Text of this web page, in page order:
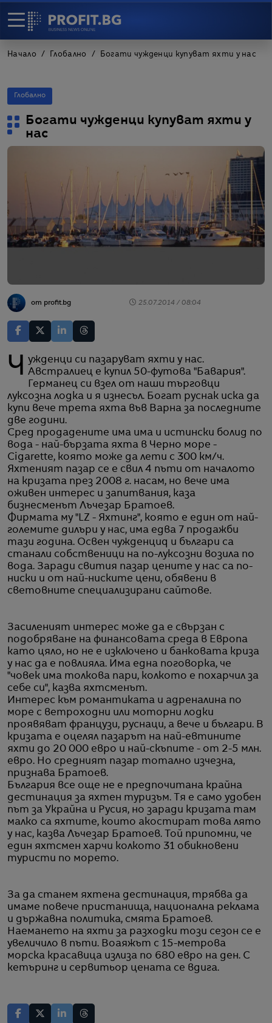
Начало Глобално Богати чужденци купуват яхти у нас
Глобално
Богати чужденци купуват яхти у
нас
от profit.bg 25.07.2014 / 08:04
Чужденци си пазаруват яхти у нас. Австралиец е купил 50-футова "Бавария".
Германец си взел от наши търговци
луксозна лодка и я изнесъл. Богат руснак иска да
купи вече трета яхта във Варна за последните
две години.
Сред продадените има има и истински болид по
вода - най-бързата яхта в Черно море -
Cigarette, която може да лети с 300 км/ч.
Яхтеният пазар се е свил 4 пъти от началото
на кризата през 2008 г. насам, но вече има
оживен интерес и запитвания, каза
бизнесменът Лъчезар Братоев.
Фирмата му "LZ - Яхтинг", която е един от най-
големите дилъри у нас, има едва 7 продажби
тази година. Освен чужденциq и българи са
станали собственици на по-луксозни возила по
вода. Заради свития пазар цените у нас са по-
ниски и от най-ниските цени, обявени в
световните специализирани сайтове.
Засиленият интерес може да е свързан с
подобряване на финансовата среда в Европа
като цяло, но не е изключено и банковата криза
у нас да е повлияла. Има една поговорка, че
"човек има толкова пари, колкото е похарчил за
себе си", казва яхтсменът.
Интерес към романтиката и адреналина по
море с ветроходни или моторни лодки
проявяват французи, руснаци, а вече и българи. В
кризата е оцелял пазарът на най-евтините
яхти до 20 000 евро и най-скъпите - от 2-5 млн.
евро. Но средният пазар тотално изчезна,
признава Братоев.
България все още не е предпочитана крайна
дестинация за яхтен туризъм. Тя е само удобен
път за Украйна и Русия, но заради кризата там
малко са яхтите, които акостират това лято
у нас, казва Лъчезар Братоев. Той припомни, че
един яхтсмен харчи колкото 31 обикновени
туристи по морето.
За да станем яхтена дестинация, трябва да
имаме повече пристанища, национална реклама
и държавна политика, смята Братоев.
Наемането на яхти за разходки този сезон се е
увеличило в пъти. Воаяжът с 15-метрова
морска красавица излиза по 680 евро на ден. С
кетъринг и сервитьор цената се вдига.